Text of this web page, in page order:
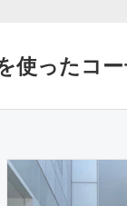
使ったコー
コーディネート一覧